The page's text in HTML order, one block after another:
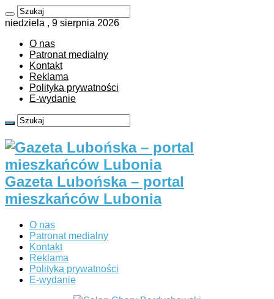
niedziela , 9 sierpnia 2026
O nas
Patronat medialny
Kontakt
Reklama
Polityka prywatności
E-wydanie
Gazeta Lubońska – portal
mieszkańców Lubonia
O nas
Patronat medialny
Kontakt
Reklama
Polityka prywatności
E-wydanie